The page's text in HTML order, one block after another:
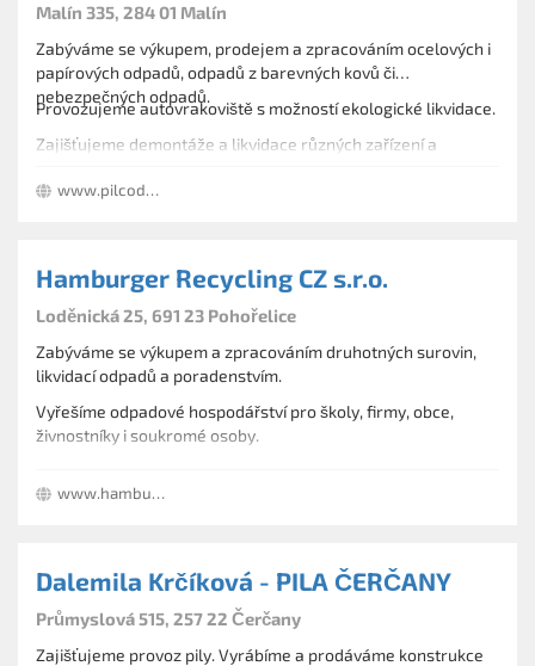
Malín 335, 284 01 Malín
Zabýváme se výkupem, prodejem a zpracováním ocelových i
papírových odpadů, odpadů z barevných kovů či
nebezpečných odpadů.
Provozujeme autovrakoviště s možností ekologické likvidace.
Zajišťujeme demontáže a likvidace různých zařízení a
www.pilcodpady.cz
Hamburger Recycling CZ s.r.o.
Loděnická 25, 691 23 Pohořelice
Zabýváme se výkupem a zpracováním druhotných surovin,
likvidací odpadů a poradenstvím.
Vyřešíme odpadové hospodářství pro školy, firmy, obce,
živnostníky i soukromé osoby.
Kontejnery od 3m³ do 33 m³ s nosností 3 – 24t.
www.hamburger-recycling.com/cz/cz/
Dalemila Krčíková - PILA ČERČANY
Průmyslová 515, 257 22 Čerčany
Zajišťujeme provoz pily. Vyrábíme a prodáváme konstrukce